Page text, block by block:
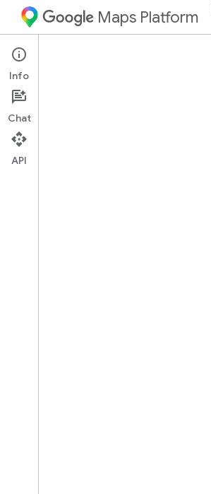
Maps Platform
iOS
Panduan
Info
Chat
API